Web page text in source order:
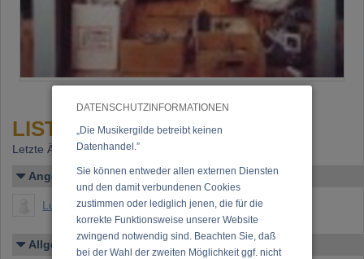
DATENSCHUTZINFORMATIONEN
„Die Musikergilde betreibt keinen
Datenhandel.”
Sie können entweder allen externen Diensten
und den damit verbundenen Cookies
zustimmen oder lediglich jenen, die für die
korrekte Funktionsweise unserer Website
zwingend notwendig sind. Beachten Sie, daß
bei der Wahl der zweiten Möglichkeit ggf. nicht
LISTen to a life in motion
Letzte Änderung: 03.11.2000
Angelegt von
Ludvik, Georg
Allgemeines